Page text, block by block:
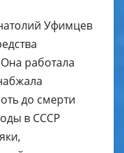
Уфимцев
работала
до смерти
в СССР